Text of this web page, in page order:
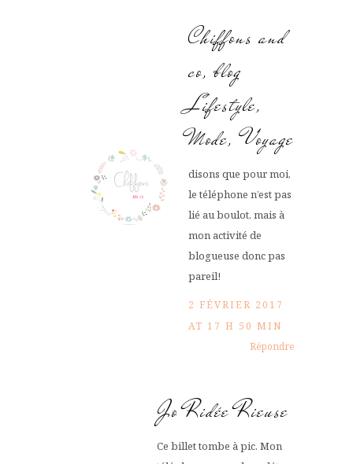
Chiffons and
co, blog
Lifestyle,
Mode, Voyage
disons que pour moi,
le téléphone n’est pas
lié au boulot, mais à
mon activité de
blogueuse donc pas
pareil!
2 FÉVRIER 2017
AT 17 H 50 MIN
Répondre
Jo Ridée Rieuse
Ce billet tombe à pic. Mon